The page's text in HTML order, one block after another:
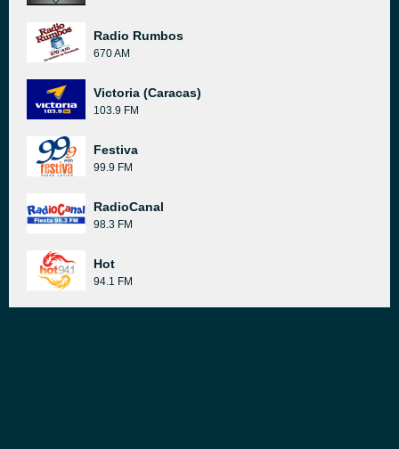
Radio Rumbos
670 AM
Victoria (Caracas)
103.9 FM
Festiva
99.9 FM
RadioCanal
98.3 FM
Hot
94.1 FM